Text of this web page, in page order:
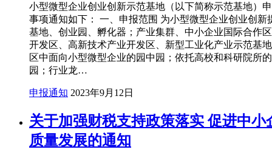
小型微型企业创业创新示范基地（以下简称示范基地）
事项通知如下： 一、申报范围 为小型微型企业创业创新
基地、创业园、孵化器；产业集群、中小企业国际合作
开发区、高新技术产业开发区、新型工业化产业示范基
区中面向小型微型企业的园中园；依托高校和科研院所
园；行业龙…
申报通知 2023年9月12日
关于加强财税支持政策落实 促进中小
质量发展的通知